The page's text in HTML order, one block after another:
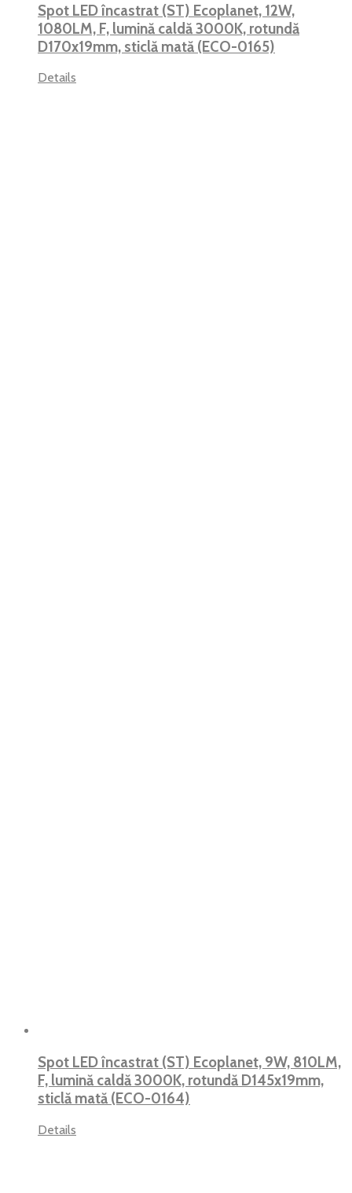
Spot LED încastrat (ST) Ecoplanet, 12W,
1080LM, F, lumină caldă 3000K, rotundă
D170x19mm, sticlă mată (ECO-0165)
Details
Spot LED încastrat (ST) Ecoplanet, 9W, 810LM,
F, lumină caldă 3000K, rotundă D145x19mm,
sticlă mată (ECO-0164)
Details